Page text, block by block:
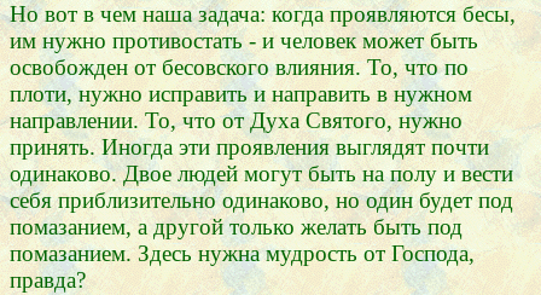
Но вот в чем наша задача: когда проявляются бесы,
им нужно противостать - и человек может быть
освобожден от бесовского влияния. То, что по
плоти, нужно исправить и направить в нужном
направлении. То, что от Духа Святого, нужно
принять. Иногда эти проявления выглядят почти
одинаково. Двое людей могут быть на полу и вести
себя приблизительно одинаково, но один будет под
помазанием, а другой только желать быть под
помазанием. Здесь нужна мудрость от Господа,
правда?